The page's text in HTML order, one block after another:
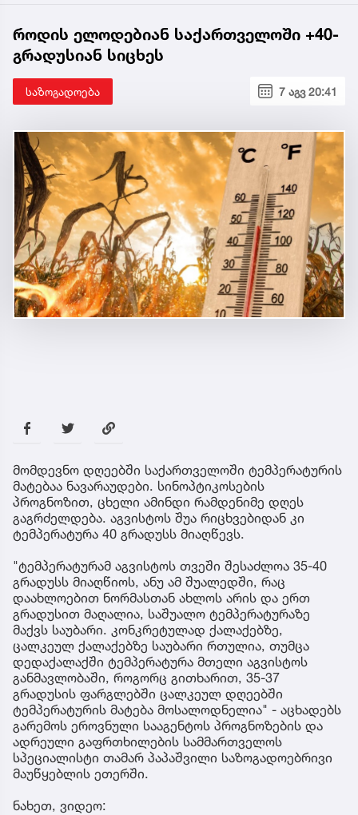
როდის ელოდებიან საქართველოში +40-
გრადუსიან სიცხეს
საზოგადოება 7 აგვ 20:41
მომდევნო დღეებში საქართველოში ტემპერატურის
მატებაა ნავარაუდები. სინოპტიკოსების
პროგნოზით, ცხელი ამინდი რამდენიმე დღეს
გაგრძელდება. აგვისტოს შუა რიცხვებიდან კი
ტემპერატურა 40 გრადუსს მიაღწევს.
"ტემპერატურამ აგვისტოს თვეში შესაძლოა 35-40
გრადუსს მიაღწიოს, ანუ ამ შუალედში, რაც
დაახლოებით ნორმასთან ახლოს არის და ერთ
გრადუსით მაღალია, საშუალო ტემპერატურაზე
მაქვს საუბარი. კონკრეტულად ქალაქებზე,
ცალკეულ ქალაქებზე საუბარი რთულია, თუმცა
დედაქალაქში ტემპერატურა მთელი აგვისტოს
განმავლობაში, როგორც გითხარით, 35-37
გრადუსის ფარგლებში ცალკეულ დღეებში
ტემპერატურის მატება მოსალოდნელია" - აცხადებს
გარემოს ეროვნული სააგენტოს პროგნოზების და
ადრეული გაფრთხილების სამმართველოს
სპეციალისტი თამარ პაპაშვილი საზოგადოებრივი
მაუწყებლის ეთერში.
ნახეთ, ვიდეო: